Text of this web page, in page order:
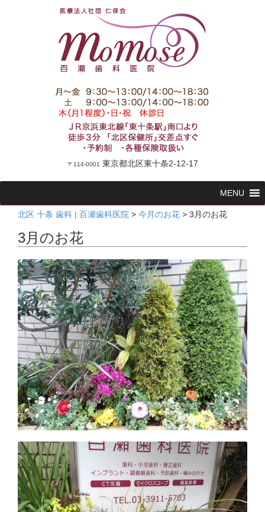
〒114-0001 東京都北区東十条2-12-17
テ
へ
ス
キ
ッ
プ
MENU
北区 十条 歯科 | 百瀬歯科医院 > 今月のお花 > 3月のお花
3月のお花